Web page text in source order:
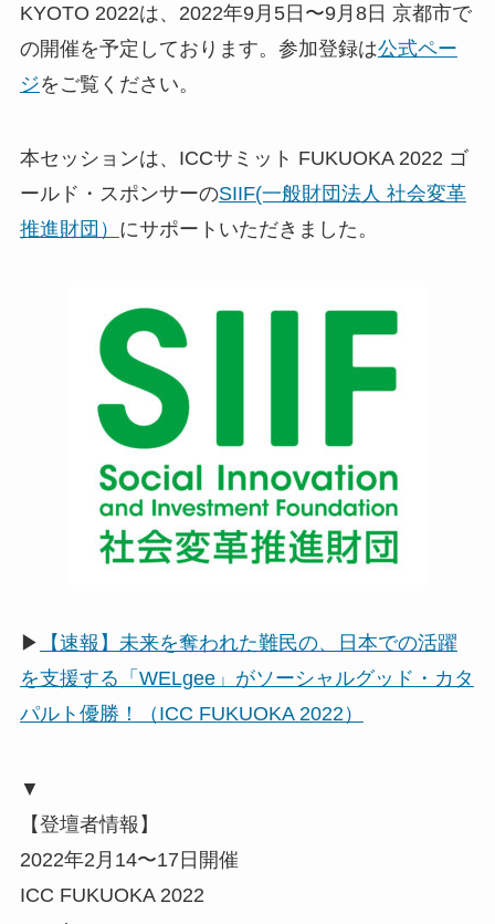
KYOTO 2022は、2022年9月5日〜9月8日 京都市で
の開催を予定しております。参加登録は公式ペー
ジをご覧ください。
本セッションは、ICCサミット FUKUOKA 2022 ゴ
ールド・スポンサーのSIIF(一般財団法人 社会変革
推進財団） にサポートいただきました。
▶
【速報】未来を奪われた難民の、日本での活躍
を支援する「WELgee」がソーシャルグッド・カタ
パルト優勝！（ICC FUKUOKA 2022）
▼
【登壇者情報】
2022年2月14〜17日開催
ICC FUKUOKA 2022